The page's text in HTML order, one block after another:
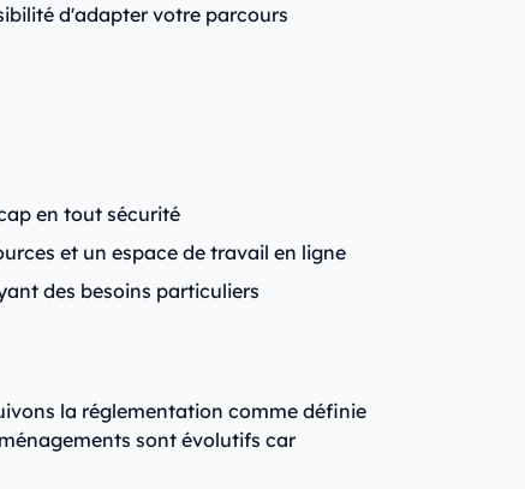
d'adapter votre parcours
en tout sécurité
et un espace de travail en ligne
des besoins particuliers
la réglementation comme définie
sont évolutifs car